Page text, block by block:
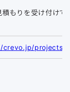
積もりを受け付けて
projects/